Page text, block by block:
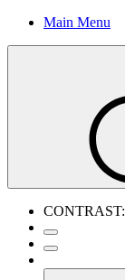
Main Menu
CONTRAST: